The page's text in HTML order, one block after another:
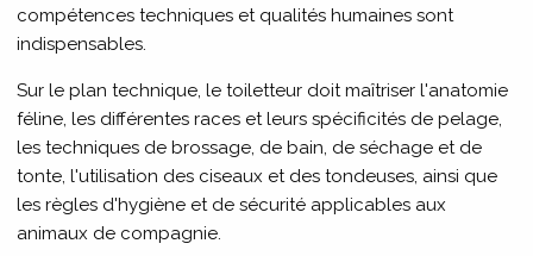
compétences techniques et qualités humaines sont
indispensables.
Sur le plan technique, le toiletteur doit maîtriser l'anatomie
féline, les différentes races et leurs spécificités de pelage,
les techniques de brossage, de bain, de séchage et de
tonte, l'utilisation des ciseaux et des tondeuses, ainsi que
les règles d'hygiène et de sécurité applicables aux
animaux de compagnie.